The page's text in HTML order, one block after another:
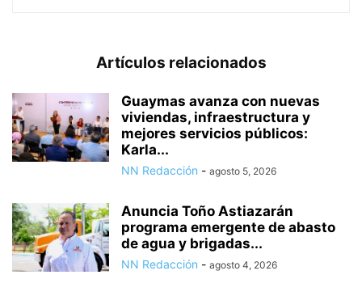
Artículos relacionados
Guaymas avanza con nuevas
viviendas, infraestructura y
mejores servicios públicos:
Karla...
NN Redacción - agosto 5, 2026
Anuncia Toño Astiazarán
programa emergente de abasto
de agua y brigadas...
NN Redacción - agosto 4, 2026